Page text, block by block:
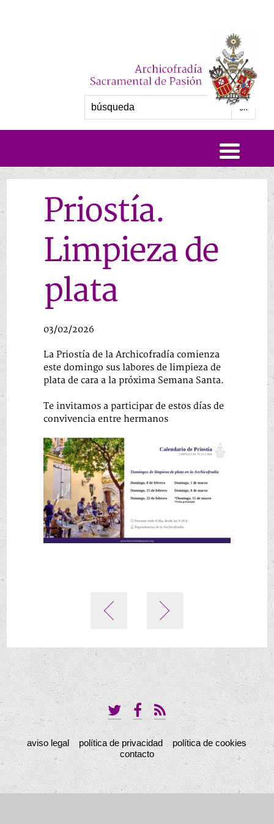
Priostía.
Limpieza de
plata
03/02/2026
La Priostía de la Archicofradía comienza
este domingo sus labores de limpieza de
plata de cara a la próxima Semana Santa.
Te invitamos a participar de estos días de
convivencia entre hermanos
aviso legal política de privacidad
política de cookies
contacto